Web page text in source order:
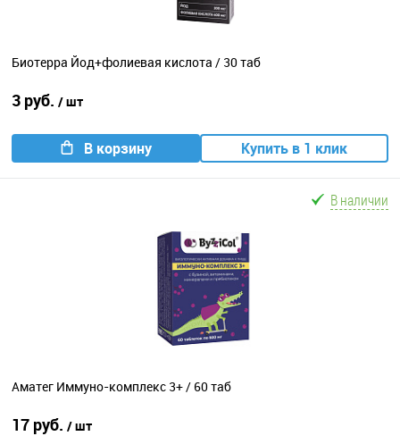
Биотерра Йод+фолиевая кислота / 30 таб
3 руб. / шт
В корзину Купить в 1 клик
В наличии
Аматег Иммуно-комплекс 3+ / 60 таб
17 руб. / шт